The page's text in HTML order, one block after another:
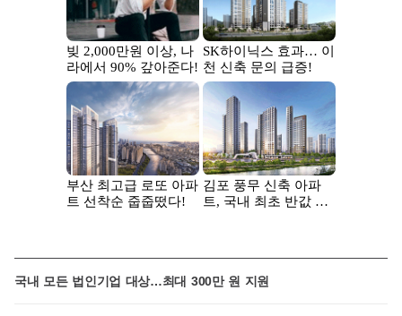
국내 모든 법인기업 대상…최대 300만 원 지원